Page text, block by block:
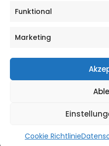
Funktional
Marketing
Cookie Richtlinie
Impressum
Cookie Richtlinie
CITYLIFE! BEI
WordPress Theme |